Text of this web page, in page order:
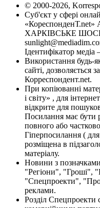
© 2000-2026,
Суб'єкт у сфері
«КореспонденТ.net»
ХАРКІВСЬКЕ ШОСЕ,
Ідентифікатор медіа
Використання будь-
сайті, дозволяється
Корреспондент.net.
При копіюванні
і світу» , для
відкрите для
Посилання має бути
повного або
Гіперпосилання (
розміщена в
матеріалу.
Новини з
"Регіони", "Гроші",
"Спецпроекти",
реклами.
Розділ Спецпроекти